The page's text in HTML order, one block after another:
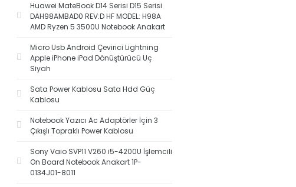
Huawei MateBook D14 Serisi D15 Serisi
DAH98AMBAD0 REV:D HF MODEL: H98A
AMD Ryzen 5 3500U Notebook Anakart
Micro Usb Android Çevirici Lightning
Apple iPhone iPad Dönüştürücü Uç
Siyah
Sata Power Kablosu Sata Hdd Güç
Kablosu
Notebook Yazıcı Ac Adaptörler İçin 3
Çıkışlı Topraklı Power Kablosu
Sony Vaio SVP11 V260 i5-4200U İşlemcili
On Board Notebook Anakart 1P-
0134J01-8011